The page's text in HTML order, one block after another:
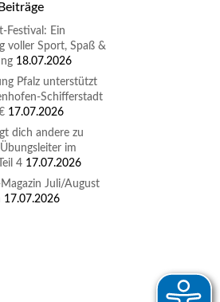
Festival: Ein
voller Sport, Spaß &
18.07.2026
Pfalz unterstützt
Schifferstadt
17.07.2026
dich andere zu
im
4 17.07.2026
Juli/August
17.07.2026